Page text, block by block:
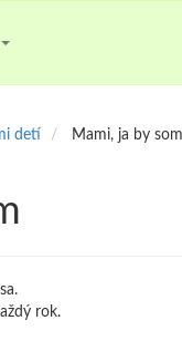
detí Mami, ja by som
rok.